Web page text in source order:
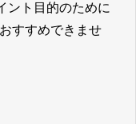
ント目的のために
すすめできませ